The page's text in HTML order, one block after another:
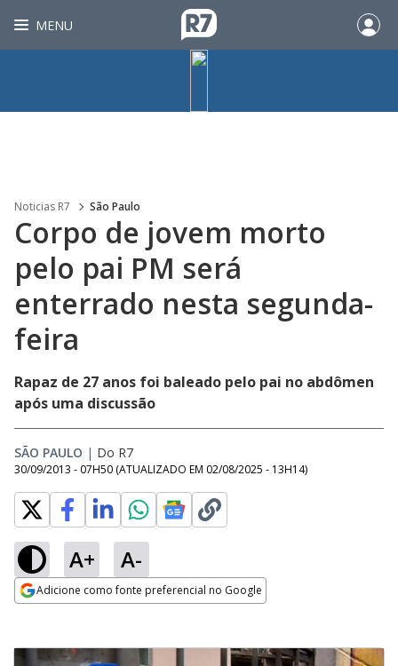
MENU
Noticias R7 São Paulo
Corpo de jovem morto
pelo pai PM será
enterrado nesta segunda-
feira
Rapaz de 27 anos foi baleado pelo pai no abdômen
após uma discussão
SÃO PAULO | Do R7
30/09/2013 - 07H50 (ATUALIZADO EM 02/08/2025 - 13H14)
A+ A-
Adicione como fonte preferencial no Google